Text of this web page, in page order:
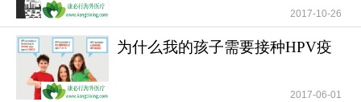
2017-10-26
为什么我的孩子需要接种HPV疫
2017-06-01